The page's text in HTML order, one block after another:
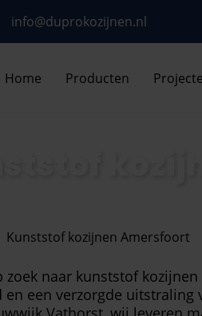
info@duprokozijnen.nl
Home Producten
Kunststof kozijnen Amersfoort
zoek naar kunststof
en een verzorgde